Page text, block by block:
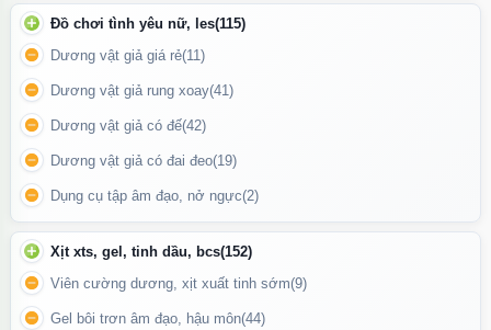
Nếu bạn đang muốn nâng cấp chuyện “yêu”, đừng ngần ngại thử
Động Cơ Rung Mạnh Mẽ – Nhiều Chế Độ Tùy Chỉnh
Tammy sở hữu mộtđộng cơ rung tích hợp
khác nhau, giúp người dùng dễ dàng lựa chọn nhịp rung phù hợp
theo cảm xúc và mong muốn. Từ nhẹ nhàng mơn trớn đến mạnh
mẽ cuồng nhiệt – tất cả đều nằm trong tầm tay bạn.
Đồ chơi tình yêu nữ, les(115)
Dương vật giả giá rẻ(11)
Dương vật giả rung xoay(41)
Dương vật giả có đế(42)
Dương vật giả có đai đeo(19)
Dụng cụ tập âm đạo, nở ngực(2)
Xịt xts, gel, tinh dầu, bcs(152)
Viên cường dương, xịt xuất tinh sớm(9)
Gel bôi trơn âm đạo, hậu môn(44)